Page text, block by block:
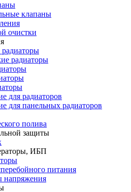
клапаны
очистки
радиаторы
для радиаторов
для панельных радиаторов
полива
защиты
ИБП
питания
напряжения